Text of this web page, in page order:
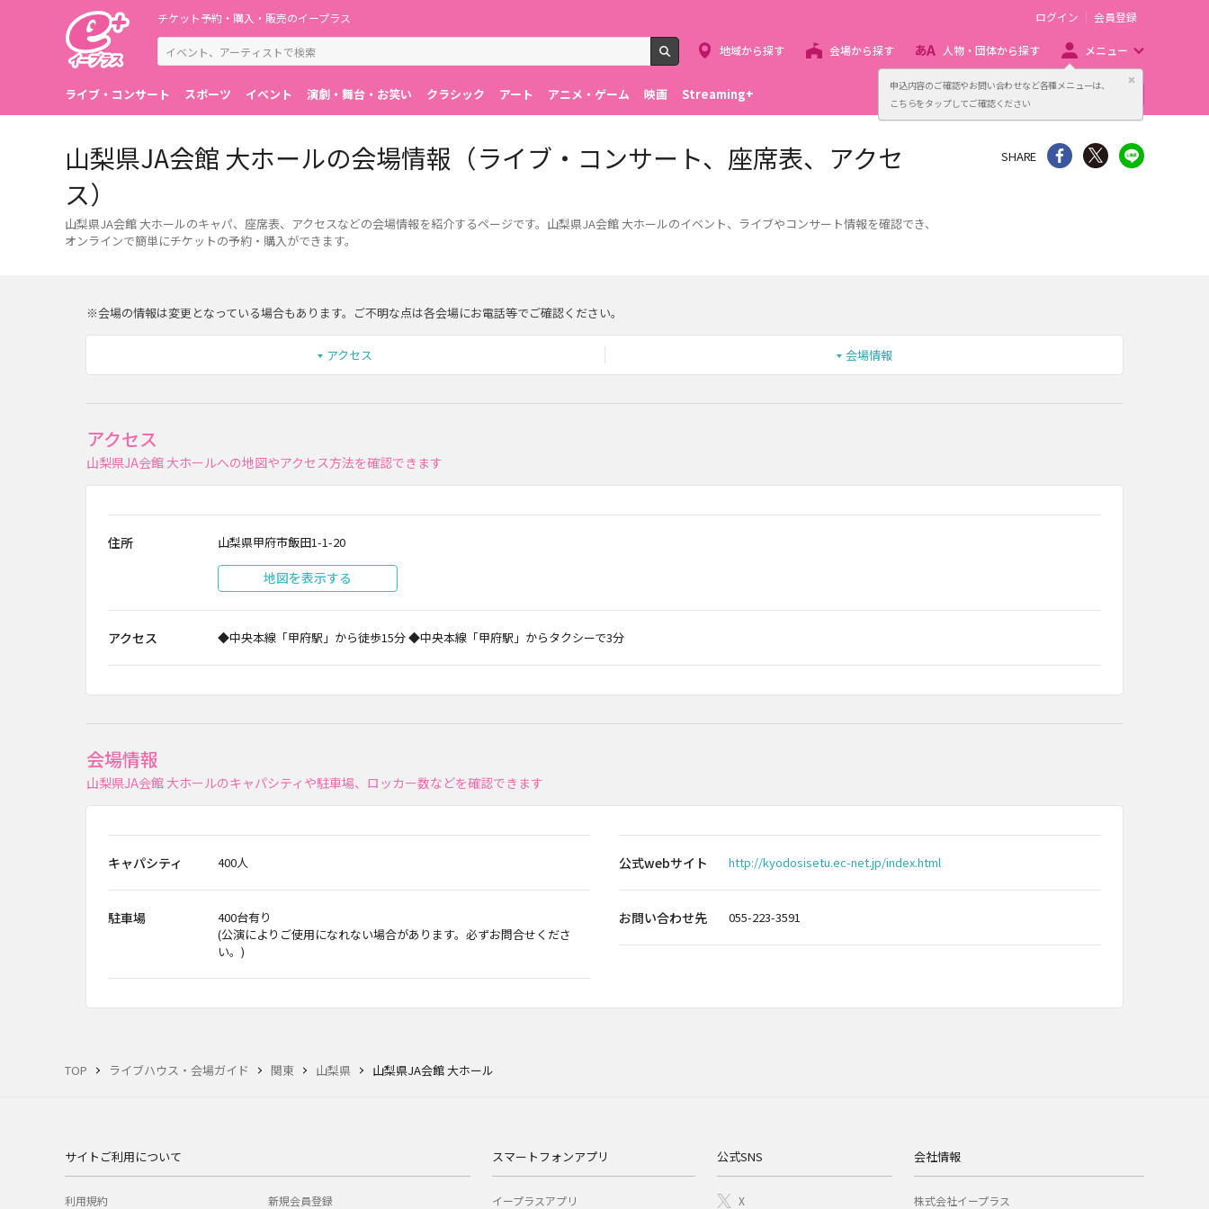
申込内容のご確認やお問い合わせなど各種メニューは、
こちらをタップしてご確認ください
閉じる
チケット予約・購入・販売のイープラス
検索
ログイン 会員登録
地域から探す 会場から探す 人物・団体から探す メニュー
ライブ・コンサート スポーツ イベント 演劇・舞台・お笑い クラシック アート アニメ・ゲーム 映画 Streaming+ 主催者向け販売サービス
TOP ライブハウス・会場ガイド 関東 山梨県 山梨県JA会館 大ホール
山梨県JA会館 大ホールの会場情報（ライブ・コンサート、座席表、アクセ
ス）
山梨県JA会館 大ホールのキャパ、座席表、アクセスなどの会場情報を紹介するページです。山梨県JA会館 大ホールのイベント、ライブやコンサート情報を確認でき、
オンラインで簡単にチケットの予約・購入ができます。
SHARE シェア Twitter
※会場の情報は変更となっている場合もあります。ご不明な点は各会場にお電話等でご確認ください。
アクセス 会場情報
アクセス
山梨県JA会館 大ホールへの地図やアクセス方法を確認できます
住所 山梨県甲府市飯田1-1-20
地図を表示する
アクセス ◆中央本線「甲府駅」から徒歩15分 ◆中央本線「甲府駅」からタクシーで3分
会場情報
山梨県JA会館 大ホールのキャパシティや駐車場、ロッカー数などを確認できます
キャパシティ 400人
駐車場
400台有り
(公演によりご使用になれない場合があります。必ずお問合せくださ
い。)
公式webサイト http://kyodosisetu.ec-net.jp/index.html
お問い合わせ先 055-223-3591
サイトご利用について
利用規約 新規会員登録
スマートフォンアプリ
イープラスアプリ
公式SNS
X
会社情報
株式会社イープラス